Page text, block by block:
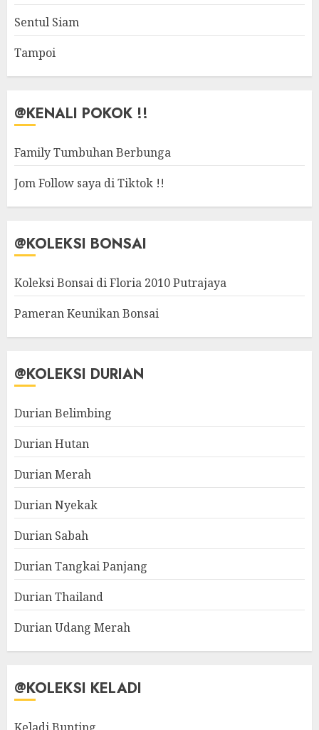
Sentul Siam
Tampoi
@KENALI POKOK !!
Family Tumbuhan Berbunga
Jom Follow saya di Tiktok !!
@KOLEKSI BONSAI
Koleksi Bonsai di Floria 2010 Putrajaya
Pameran Keunikan Bonsai
@KOLEKSI DURIAN
Durian Belimbing
Durian Hutan
Durian Merah
Durian Nyekak
Durian Sabah
Durian Tangkai Panjang
Durian Thailand
Durian Udang Merah
@KOLEKSI KELADI